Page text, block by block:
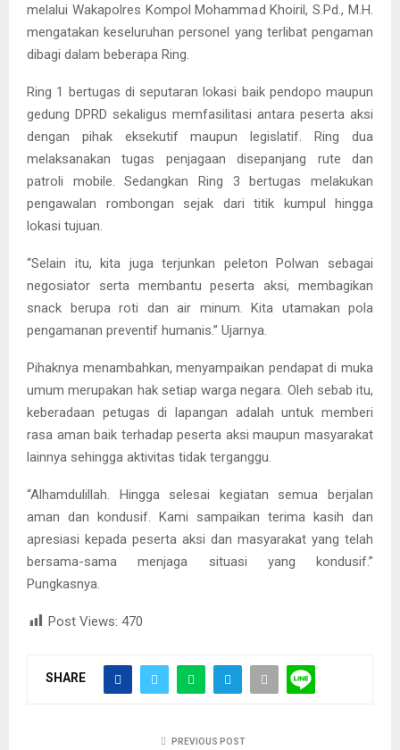
melalui Wakapolres Kompol Mohammad Khoiril, S.Pd., M.H.
mengatakan keseluruhan personel yang terlibat pengaman
dibagi dalam beberapa Ring.
Ring 1 bertugas di seputaran lokasi baik pendopo maupun
gedung DPRD sekaligus memfasilitasi antara peserta aksi
dengan pihak eksekutif maupun legislatif. Ring dua
melaksanakan tugas penjagaan disepanjang rute dan
patroli mobile. Sedangkan Ring 3 bertugas melakukan
pengawalan rombongan sejak dari titik kumpul hingga
lokasi tujuan.
“Selain itu, kita juga terjunkan peleton Polwan sebagai
negosiator serta membantu peserta aksi, membagikan
snack berupa roti dan air minum. Kita utamakan pola
pengamanan preventif humanis.” Ujarnya.
Pihaknya menambahkan, menyampaikan pendapat di muka
umum merupakan hak setiap warga negara. Oleh sebab itu,
keberadaan petugas di lapangan adalah untuk memberi
rasa aman baik terhadap peserta aksi maupun masyarakat
lainnya sehingga aktivitas tidak terganggu.
“Alhamdulillah. Hingga selesai kegiatan semua berjalan
aman dan kondusif. Kami sampaikan terima kasih dan
apresiasi kepada peserta aksi dan masyarakat yang telah
bersama-sama menjaga situasi yang kondusif.”
Pungkasnya.
Post Views: 470
SHARE
PREVIOUS POST